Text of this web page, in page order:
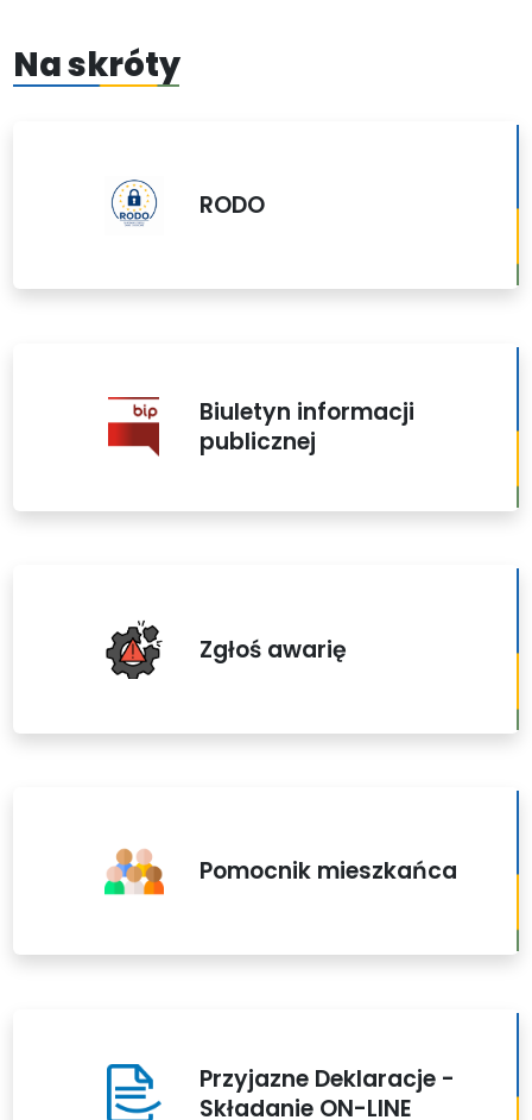
Na skróty
RODO
Biuletyn informacji
publicznej
Zgłoś awarię
Pomocnik mieszkańca
Przyjazne Deklaracje -
Składanie ON-LINE